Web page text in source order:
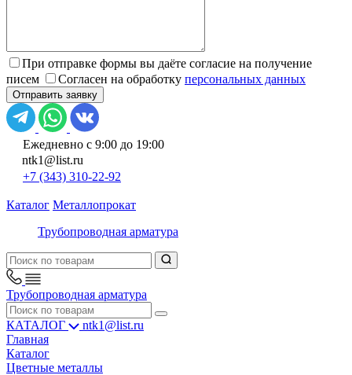
При отправке формы вы даёте согласие на получение
писем
Согласен на обработку персональных данных
Ежедневно с 9:00 до 19:00
ntk1@list.ru
+7 (343) 310-22-92
Каталог Металлопрокат
Трубопроводная арматура
Трубопроводная арматура
КАТАЛОГ
ntk1@list.ru
Главная
Каталог
Цветные металлы